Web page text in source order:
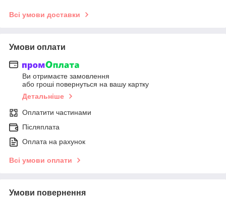
Всі умови доставки
Умови оплати
Ви отримаєте замовлення
або гроші повернуться на вашу картку
Детальніше
Оплатити частинами
Післяплата
Оплата на рахунок
Всі умови оплати
Умови повернення